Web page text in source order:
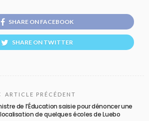
SHARE ON FACEBOOK
SHARE ON TWITTER
ARTICLE PRÉCÉDENT
de l’Éducation saisie pour dénoncer une
de quelques écoles de Luebo